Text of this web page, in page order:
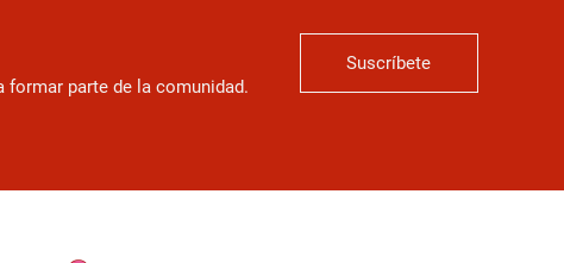
parte de la comunidad.
Suscríbete